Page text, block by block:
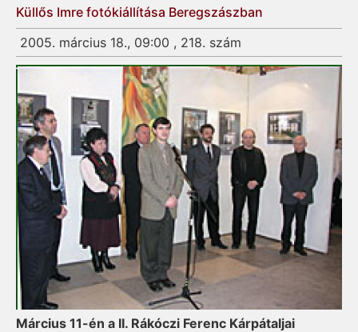
Küllős Imre fotókiállítása Beregszászban
2005. március 18., 09:00 , 218. szám
Március 11-én a II. Rákóczi Ferenc Kárpátaljai